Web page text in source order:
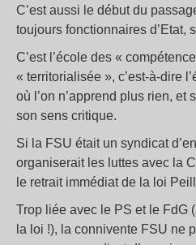
C’est aussi le début du
toujours fonctionnaires d’Etat,
C’est l’école des «
« territorialisée », c’est-à-dire
où l’on n’apprend plus rien, et
son sens critique.
Si la FSU était un syndicat
organiserait les luttes avec la
le retrait immédiat de la loi
Trop liée avec le PS et le FdG
la loi !), la connivente FSU ne